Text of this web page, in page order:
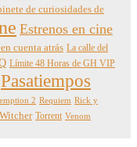
de curiosidades de
Estrenos en cine
cuenta atrás La calle del
Límite 48 Horas de GH VIP
Pasatiempos
2 Requiem Rick y
Torrent Venom